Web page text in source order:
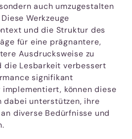
auch umzugestalten
Werkzeuge
und die Struktur des
für eine prägnantere,
Ausdrucksweise zu
die Lesbarkeit verbessert
signifikant
können diese
dabei unterstützen, ihre
diverse Bedürfnisse und